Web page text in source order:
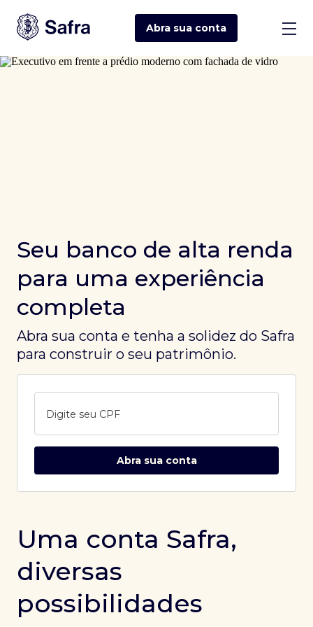
Abra sua conta
Seu banco de alta renda
para uma experiência
completa
Abra sua conta e tenha a solidez do Safra
para construir o seu patrimônio.
Digite seu CPF
Abra sua conta
Uma conta Safra,
diversas
possibilidades